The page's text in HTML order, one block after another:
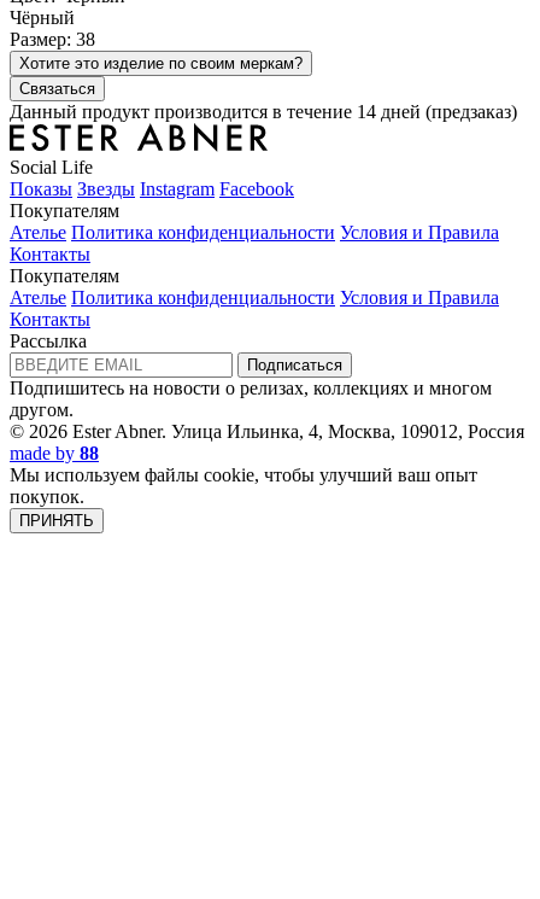
Чёрный
Размер: 38
Хотите это изделие по своим меркам?
Связаться
Данный продукт производится в течение 14 дней (предзаказ)
Social Life
Показы Звезды Instagram Facebook
Покупателям
Ателье Политика конфиденциальности Условия и Правила
Контакты
Покупателям
Ателье Политика конфиденциальности Условия и Правила
Контакты
Рассылка
Подписаться
Подпишитесь на новости о релизах, коллекциях и многом
другом.
© 2026 Ester Abner. Улица Ильинка, 4, Москва, 109012, Россия
made by 88
Мы используем файлы cookie, чтобы улучший ваш опыт
покупок.
ПРИНЯТЬ